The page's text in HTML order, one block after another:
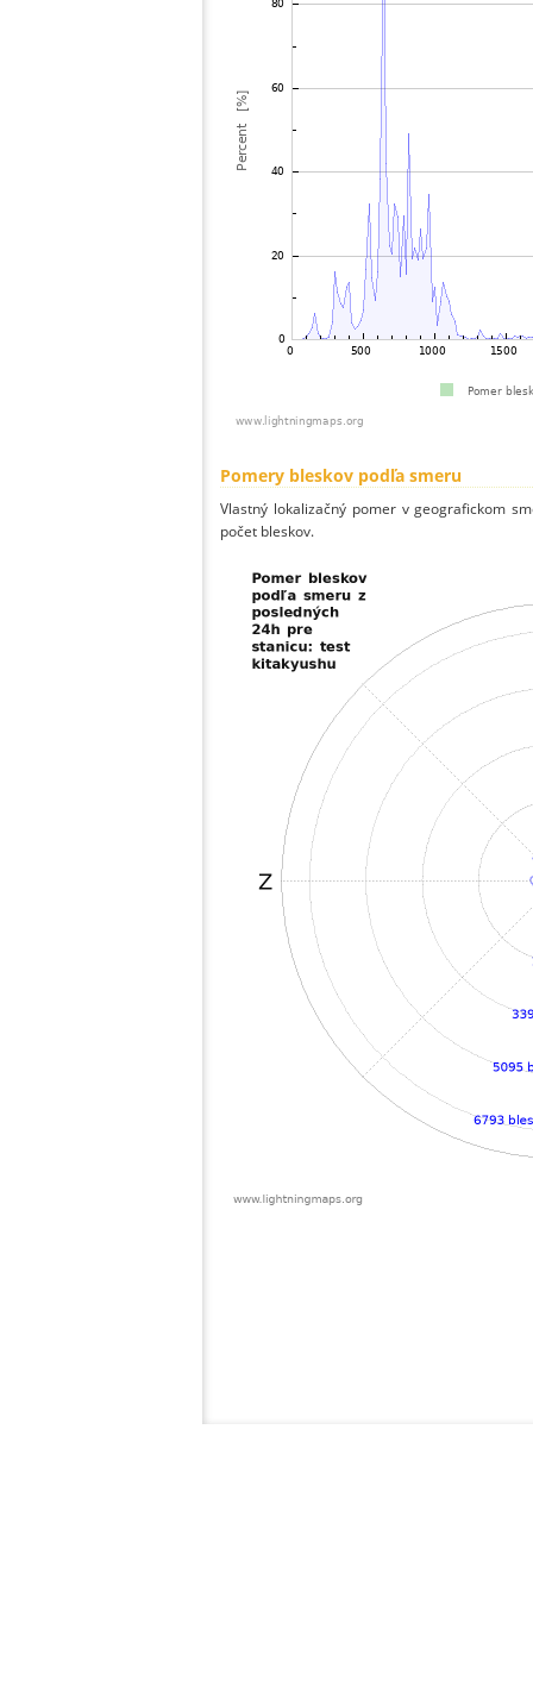
Pomery bleskov podľa smeru
Vlastný lokalizačný pomer v geografickom
počet bleskov.